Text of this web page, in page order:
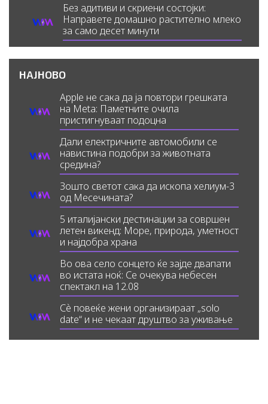
Без адитиви и скриени состојки:
Направете домашно растително млеко
за само десет минути
НАЈНОВО
Apple не сака да ја повтори грешката
на Meta: Паметните очила
пристигнуваат подоцна
Дали електричните автомобили се
навистина подобри за животната
средина?
Зошто светот сака да ископа хелиум-3
од Месечината?
5 италијански дестинации за совршен
летен викенд: Море, природа, уметност
и најдобра храна
Во ова село сонцето ќе зајде двапати
во истата ноќ: Се очекува небесен
спектакл на 12.08
Сè повеќе жени организираат „solo
date“ и не чекаат друштво за уживање